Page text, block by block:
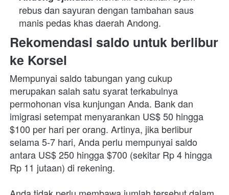
rebus dan sayuran dengan tambahan saus
manis pedas khas daerah Andong.
Rekomendasi saldo untuk berlibur
ke Korsel
Mempunyai saldo tabungan yang cukup
merupakan salah satu syarat terkabulnya
permohonan visa kunjungan Anda. Bank dan
imigrasi setempat menyarankan US$ 50 hingga
$100 per hari per orang. Artinya, jika berlibur
selama 5-7 hari, Anda perlu mempunyai saldo
antara US$ 250 hingga $700 (sekitar Rp 4 hingga
Rp 11 jutaan) di rekening.